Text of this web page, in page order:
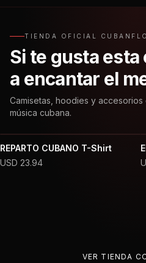
TIENDA OFICIAL
Si te gusta
a encantar el
Camisetas, hoodies y
música cubana.
REPARTO CUBANO T-Shirt
USD 23.94
VER TIENDA